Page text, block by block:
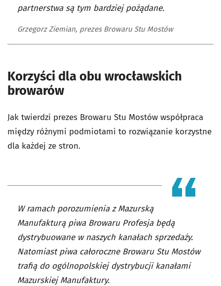
partnerstwa są tym bardziej pożądane.
Grzegorz Ziemian, prezes Browaru Stu Mostów
Korzyści dla obu wrocławskich
browarów
Jak twierdzi prezes Browaru Stu Mostów współpraca
między różnymi podmiotami to rozwiązanie korzystne
dla każdej ze stron.
W ramach porozumienia z Mazurską
Manufakturą piwa Browaru Profesja będą
dystrybuowane w naszych kanałach sprzedaży.
Natomiast piwa całoroczne Browaru Stu Mostów
trafią do ogólnopolskiej dystrybucji kanałami
Mazurskiej Manufaktury.